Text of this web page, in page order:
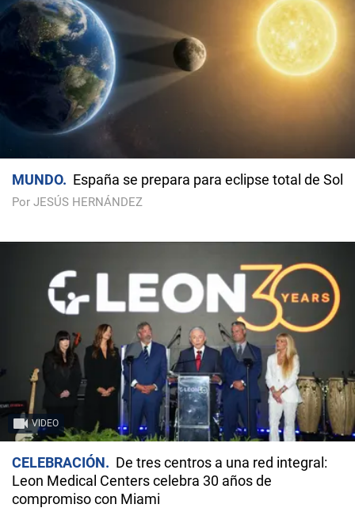
MUNDO España se prepara para eclipse total de Sol
Por JESÚS HERNÁNDEZ
VIDEO
CELEBRACIÓN
De tres centros a una red integral:
Leon Medical Centers celebra 30 años de
compromiso con Miami